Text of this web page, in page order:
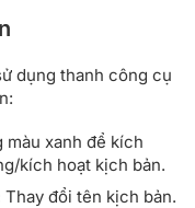
dụng thanh công cụ
màu xanh để kích
kích hoạt kịch bản.
Thay đổi tên kịch bản.